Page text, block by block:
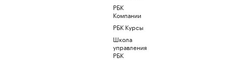
РБК
Компании
РБК Курсы
Школа
управления
РБК